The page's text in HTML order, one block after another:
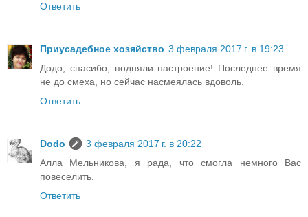
Ответить
Приусадебное хозяйство 3 февраля 2017 г. в 19:23
Додо, спасибо, подняли настроение! Последнее время
не до смеха, но сейчас насмеялась вдоволь.
Ответить
Dodo
3 февраля 2017 г. в 20:22
Алла Мельникова, я рада, что смогла немного Вас
повеселить.
Ответить